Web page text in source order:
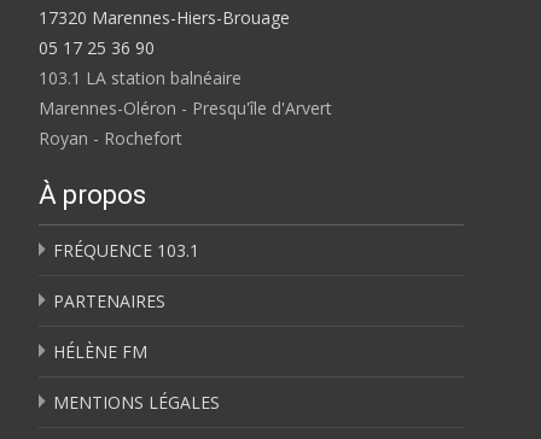
17320 Marennes-Hiers-Brouage
05 17 25 36 90
103.1 LA station balnéaire
Marennes-Oléron - Presqu'île d'Arvert
Royan - Rochefort
À propos
FRÉQUENCE 103.1
PARTENAIRES
HÉLÈNE FM
MENTIONS LÉGALES